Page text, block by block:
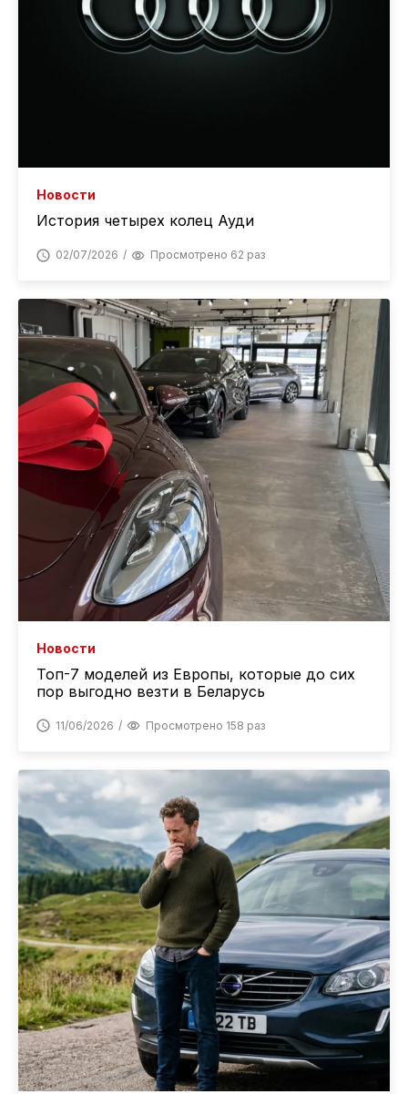
Новости
История четырех колец Ауди
02/07/2026 Просмотрено 62 раз
Новости
Топ-7 моделей из Европы, которые до сих
пор выгодно везти в Беларусь
11/06/2026 Просмотрено 158 раз